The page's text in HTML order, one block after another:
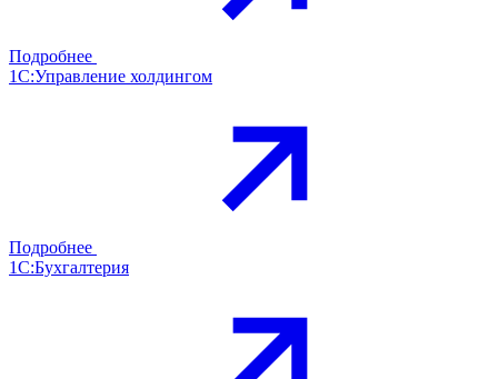
Подробнее
1С:Управление холдингом
Подробнее
1С:Бухгалтерия